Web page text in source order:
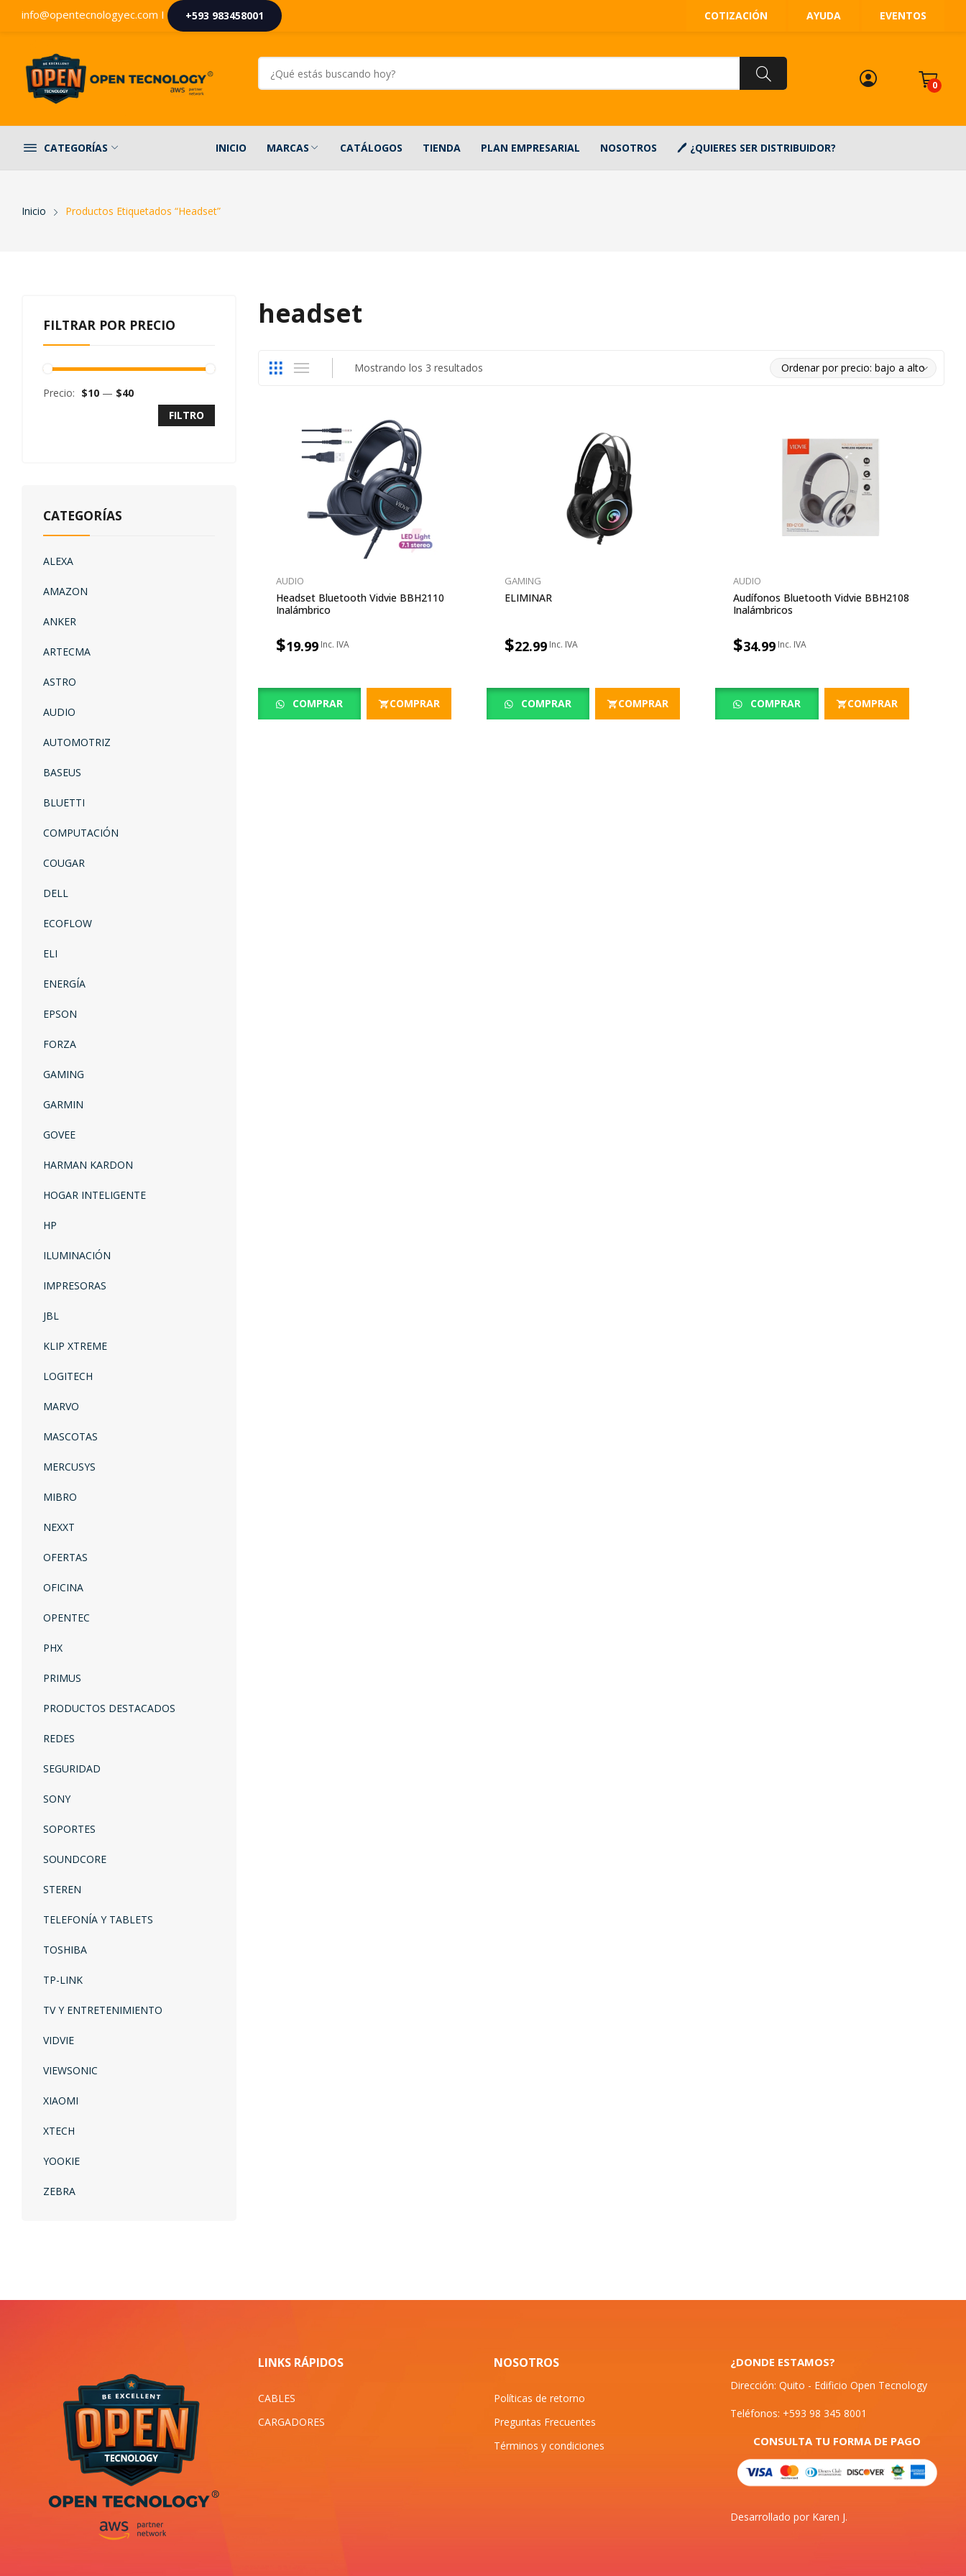
info@opentecnologyec.com I +593 983458001 COTIZACIÓN AYUDA EVENTOS
0
CATEGORÍAS INICIO MARCAS CATÁLOGOS TIENDA PLAN EMPRESARIAL NOSOTROS ¿QUIERES SER DISTRIBUIDOR?
Inicio Productos Etiquetados “headset”
headset
Mostrando los 3 resultadosOrdenado
AUDIO
Headset Bluetooth Vidvie BBH2110
Inalámbrico
$19.99
COMPRAR COMPRAR
GAMING
ELIMINAR
$22.99
COMPRAR COMPRAR
AUDIO
Audífonos Bluetooth Vidvie BBH2108
Inalámbricos
$34.99
COMPRAR COMPRAR
FILTRAR POR PRECIO
Precio: $10 — $40
FILTRO
CATEGORÍAS
ALEXA
AMAZON
ANKER
ARTECMA
ASTRO
AUDIO
AUTOMOTRIZ
BASEUS
BLUETTI
COMPUTACIÓN
COUGAR
DELL
ECOFLOW
ELI
ENERGÍA
EPSON
FORZA
GAMING
GARMIN
GOVEE
HARMAN KARDON
HOGAR INTELIGENTE
HP
ILUMINACIÓN
IMPRESORAS
JBL
KLIP XTREME
LOGITECH
MARVO
MASCOTAS
MERCUSYS
MIBRO
NEXXT
OFERTAS
OFICINA
OPENTEC
PHX
PRIMUS
PRODUCTOS DESTACADOS
REDES
SEGURIDAD
SONY
SOPORTES
SOUNDCORE
STEREN
TELEFONÍA Y TABLETS
TOSHIBA
TP-LINK
TV Y ENTRETENIMIENTO
VIDVIE
VIEWSONIC
XIAOMI
XTECH
YOOKIE
ZEBRA
LINKS RÁPIDOS
CABLES
CARGADORES
NOSOTROS
Políticas de retorno
Preguntas Frecuentes
Términos y condiciones
¿DONDE ESTAMOS?
Dirección: Quito - Edificio Open Tecnology
Teléfonos: +593 98 345 8001
CONSULTA TU FORMA DE PAGO
Desarrollado por Karen J.